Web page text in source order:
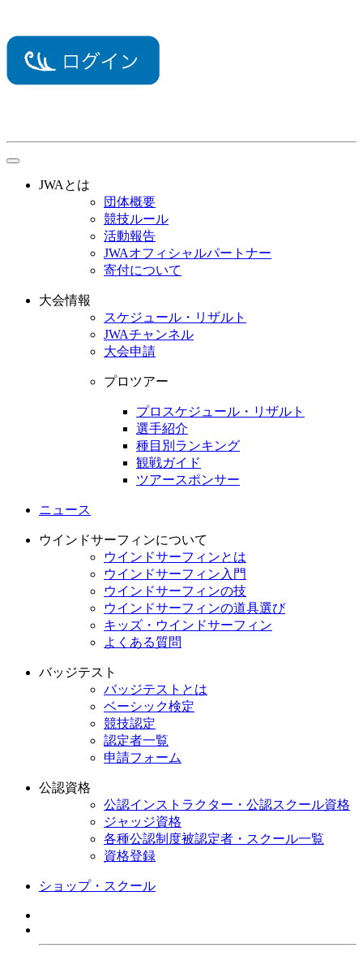
toggle
navigationJWAとは
団体概要
競技ルール
活動報告
JWAオフィシャルパートナー
寄付について
大会情報
スケジュール・リザルト
JWAチャンネル
大会申請
プロツアー
プロスケジュール・リザルト
選手紹介
種目別ランキング
観戦ガイド
ツアースポンサー
ニュース
ウインドサーフィンについて
ウインドサーフィンとは
ウインドサーフィン入門
ウインドサーフィンの技
ウインドサーフィンの道具選び
キッズ・ウインドサーフィン
よくある質問
バッジテスト
バッジテストとは
ベーシック検定
競技認定
認定者一覧
申請フォーム
公認資格
公認インストラクター・公認スクール資格
ジャッジ資格
各種公認制度被認定者・スクール一覧
資格登録
ショップ・スクール